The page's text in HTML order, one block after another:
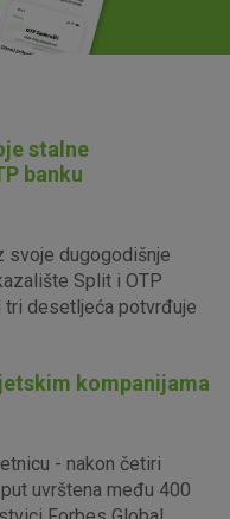
stalne
banku
svoje dugogodišnje
Split i OTP
tri desetljeća potvrđuje
kompanijama
- nakon četiri
uvrštena među 400